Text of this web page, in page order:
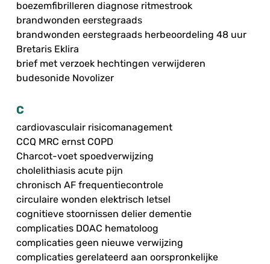
boezemfibrilleren diagnose ritmestrook
brandwonden eerstegraads
brandwonden eerstegraads herbeoordeling 48 uur
Bretaris Eklira
brief met verzoek hechtingen verwijderen
budesonide Novolizer
C
cardiovasculair risicomanagement
CCQ MRC ernst COPD
Charcot-voet spoedverwijzing
cholelithiasis acute pijn
chronisch AF frequentiecontrole
circulaire wonden elektrisch letsel
cognitieve stoornissen delier dementie
complicaties DOAC hematoloog
complicaties geen nieuwe verwijzing
complicaties gerelateerd aan oorspronkelijke